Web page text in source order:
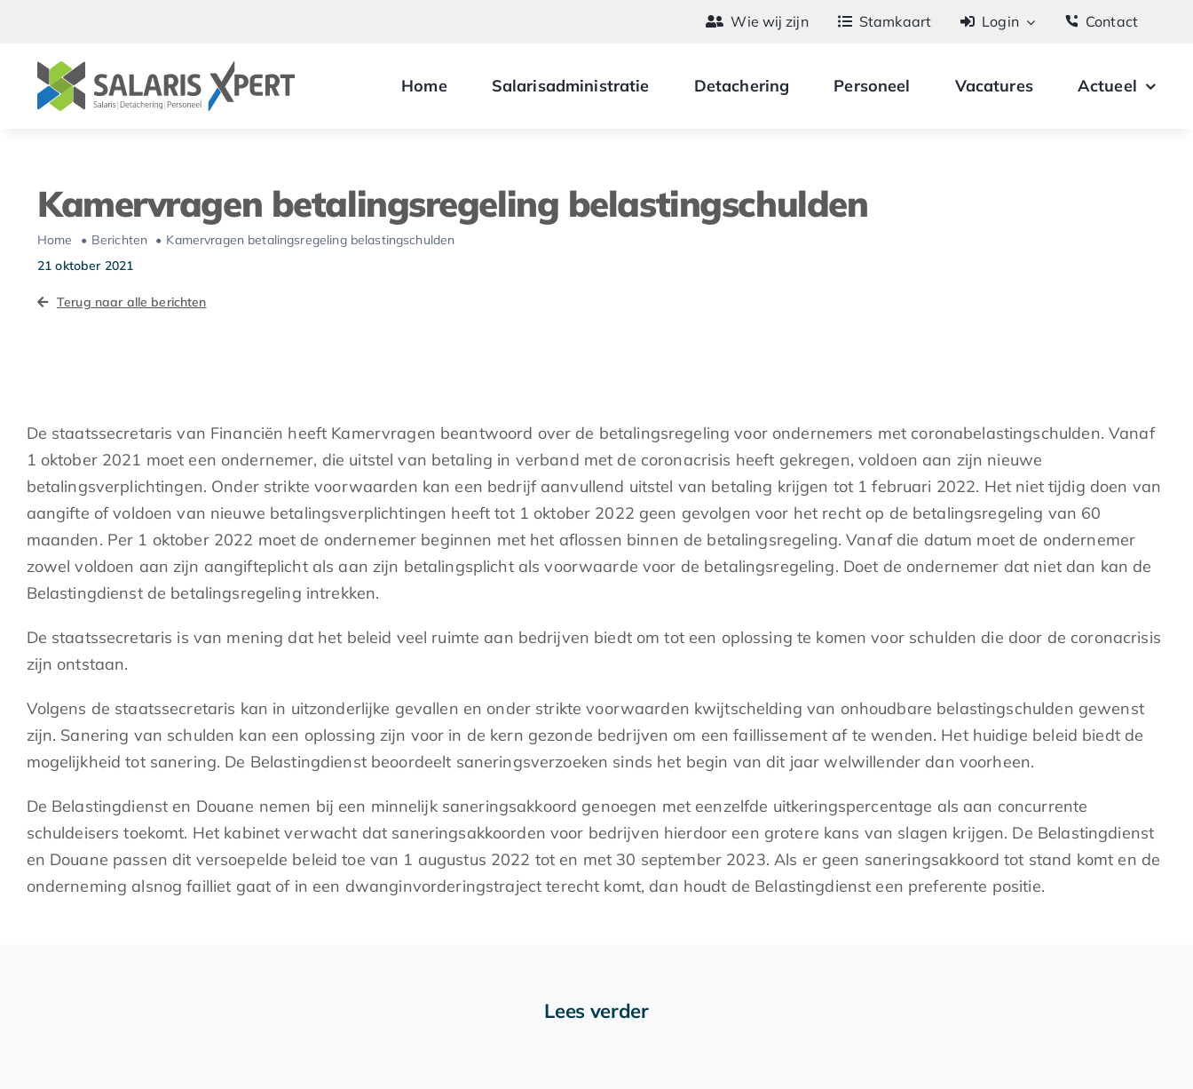
inhoud
Wie wij zijn Stamkaart Login Contact
Home Salarisadministratie Detachering Personeel Vacatures Actueel
Kamervragen betalingsregeling belastingschulden
Home Berichten
Kamervragen betalingsregeling belastingschulden
21 oktober 2021
Terug naar alle berichten
De staatssecretaris van Financiën heeft Kamervragen beantwoord over de betalingsregeling voor ondernemers met coronabelastingschulden. Vanaf
1 oktober 2021 moet een ondernemer, die uitstel van betaling in verband met de coronacrisis heeft gekregen, voldoen aan zijn nieuwe
betalingsverplichtingen. Onder strikte voorwaarden kan een bedrijf aanvullend uitstel van betaling krijgen tot 1 februari 2022. Het niet tijdig doen van
aangifte of voldoen van nieuwe betalingsverplichtingen heeft tot 1 oktober 2022 geen gevolgen voor het recht op de betalingsregeling van 60
maanden. Per 1 oktober 2022 moet de ondernemer beginnen met het aflossen binnen de betalingsregeling. Vanaf die datum moet de ondernemer
zowel voldoen aan zijn aangifteplicht als aan zijn betalingsplicht als voorwaarde voor de betalingsregeling. Doet de ondernemer dat niet dan kan de
Belastingdienst de betalingsregeling intrekken.
De staatssecretaris is van mening dat het beleid veel ruimte aan bedrijven biedt om tot een oplossing te komen voor schulden die door de coronacrisis
zijn ontstaan.
Volgens de staatssecretaris kan in uitzonderlijke gevallen en onder strikte voorwaarden kwijtschelding van onhoudbare belastingschulden gewenst
zijn. Sanering van schulden kan een oplossing zijn voor in de kern gezonde bedrijven om een faillissement af te wenden. Het huidige beleid biedt de
mogelijkheid tot sanering. De Belastingdienst beoordeelt saneringsverzoeken sinds het begin van dit jaar welwillender dan voorheen.
De Belastingdienst en Douane nemen bij een minnelijk saneringsakkoord genoegen met eenzelfde uitkeringspercentage als aan concurrente
schuldeisers toekomt. Het kabinet verwacht dat saneringsakkoorden voor bedrijven hierdoor een grotere kans van slagen krijgen. De Belastingdienst
en Douane passen dit versoepelde beleid toe van 1 augustus 2022 tot en met 30 september 2023. Als er geen saneringsakkoord tot stand komt en de
onderneming alsnog failliet gaat of in een dwanginvorderingstraject terecht komt, dan houdt de Belastingdienst een preferente positie.
Lees verder